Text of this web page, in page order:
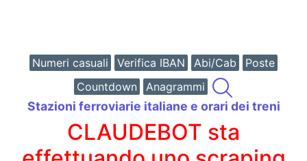
Numeri casuali Verifica IBAN Abi/Cab
Poste
Countdown
Anagrammi
Stazioni ferroviarie italiane e orari dei treni
CLAUDEBOT sta